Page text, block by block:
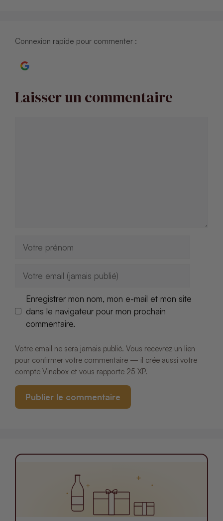
Connexion rapide pour commenter :
Laisser un commentaire
Nom
mail
Enregistrer mon nom, mon e-mail et mon site
dans le navigateur pour mon prochain
commentaire.
Votre email ne sera jamais publié. Vous recevrez un lien
pour confirmer votre commentaire — il crée aussi votre
compte Vinabox et vous rapporte 25 XP.